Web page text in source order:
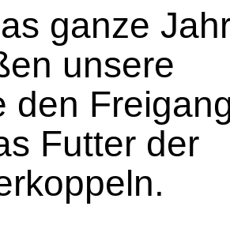
ganze
unsere
den
Futter der